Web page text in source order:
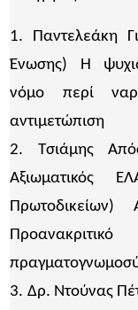
1. Παντελεάκη
Ένωσης) Η
νόμο περί
αντιμετώπιση
2. Τσιάμης
Αξιωματικός
Πρωτοδικείων)
3. Δρ. Ντούνας